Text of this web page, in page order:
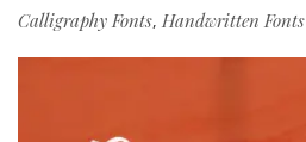
Calligraphy Fonts, Handwritten Fonts